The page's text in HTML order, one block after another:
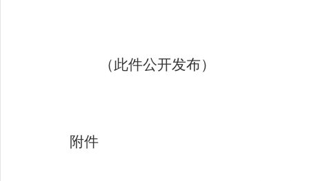
（此件公开发布）
附件